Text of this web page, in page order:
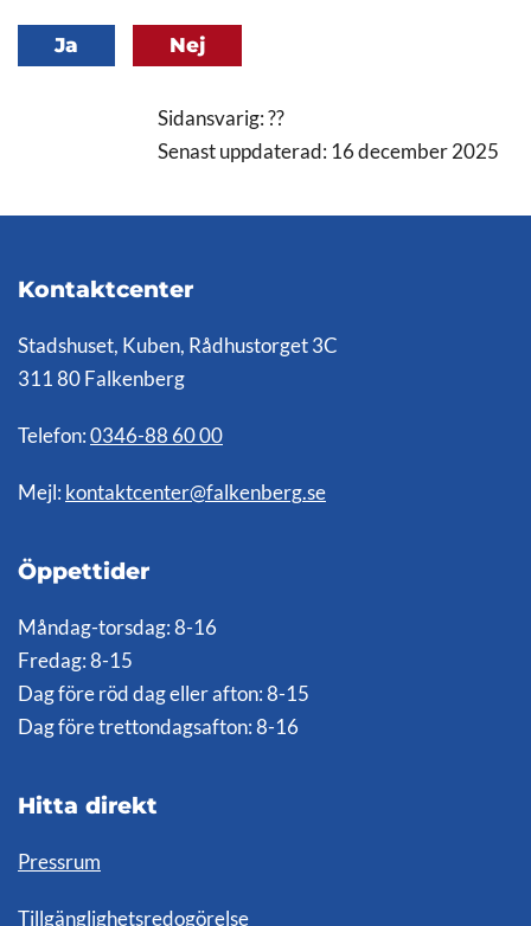
Ja Nej
Sidansvarig: ??
Senast uppdaterad: 16 december 2025
Kontaktcenter
Stadshuset, Kuben, Rådhustorget 3C
311 80 Falkenberg
Telefon: 0346-88 60 00
Mejl: kontaktcenter@falkenberg.se
Öppettider
Måndag-torsdag: 8-16
Fredag: 8-15
Dag före röd dag eller afton: 8-15
Dag före trettondagsafton: 8-16
Hitta direkt
Pressrum
Tillgänglighetsredogörelse